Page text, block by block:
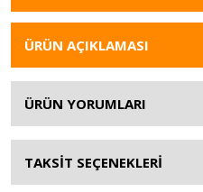
ÜRÜN AÇIKLAMASI
ÜRÜN YORUMLARI
TAKSİT SEÇENEKLERİ